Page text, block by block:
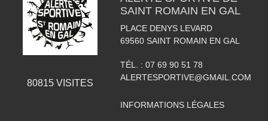
80815VISITES
SAINT ROMAIN EN GAL
PLACE DENYS LEVARD
69560 SAINT ROMAIN EN GAL
TÉL. : 07 69 90 51 78
ALERTESPORTIVE@GMAIL.COM
INFORMATIONS LÉGALES